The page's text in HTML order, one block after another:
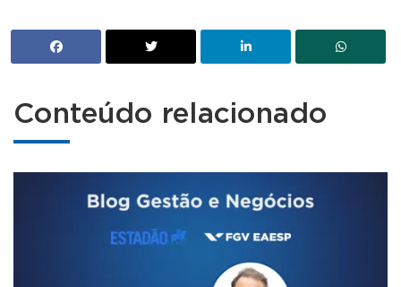
Conteúdo relacionado